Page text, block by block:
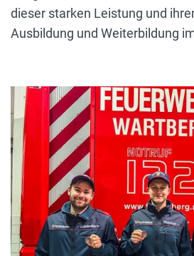
dieser starken Leistung und
Ausbildung und Weiterbildung